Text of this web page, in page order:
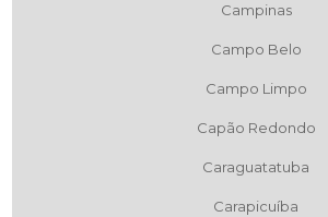
Campinas
Campo Belo
Campo Limpo
Capão Redondo
Caraguatatuba
Carapicuíba